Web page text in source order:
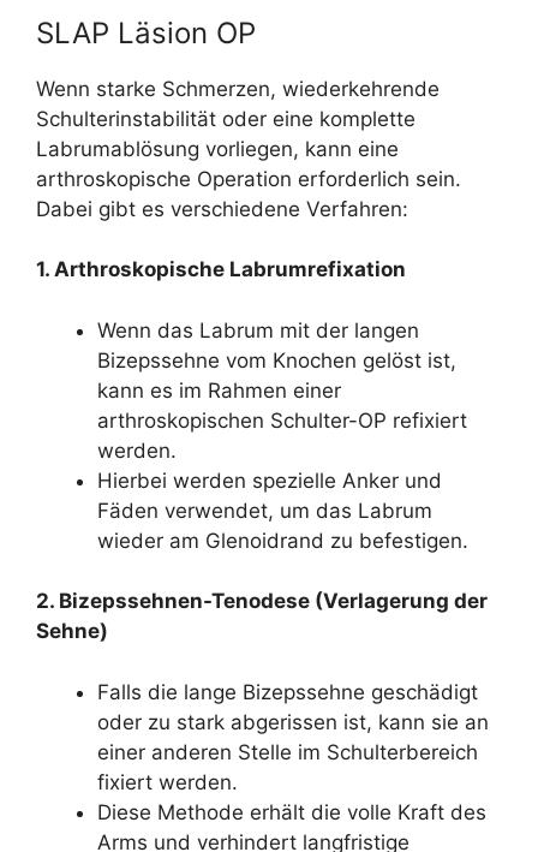
SLAP Läsion OP
Wenn starke Schmerzen, wiederkehrende
Schulterinstabilität oder eine komplette
Labrumablösung vorliegen, kann eine
arthroskopische Operation erforderlich sein.
Dabei gibt es verschiedene Verfahren:
1. Arthroskopische Labrumrefixation
Wenn das Labrum mit der langen
Bizepssehne vom Knochen gelöst ist,
kann es im Rahmen einer
arthroskopischen Schulter-OP refixiert
werden.
Hierbei werden spezielle Anker und
Fäden verwendet, um das Labrum
wieder am Glenoidrand zu befestigen.
2. Bizepssehnen-Tenodese (Verlagerung der
Sehne)
Falls die lange Bizepssehne geschädigt
oder zu stark abgerissen ist, kann sie an
einer anderen Stelle im Schulterbereich
fixiert werden.
Diese Methode erhält die volle Kraft des
Arms und verhindert langfristige